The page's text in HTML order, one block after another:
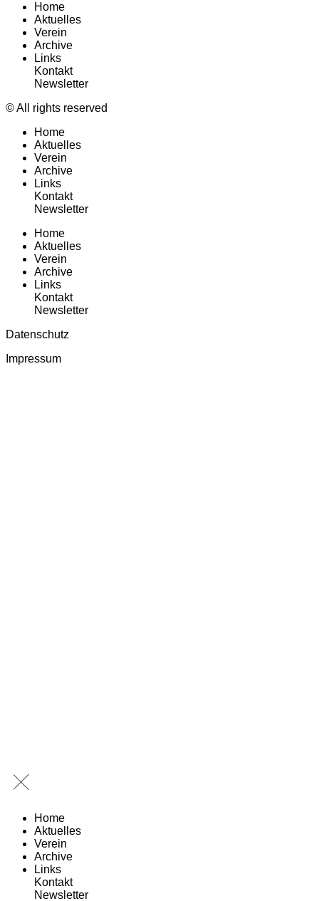
Home
Aktuelles
Verein
Archive
Links
Kontakt
Newsletter
© All rights reserved
Home
Aktuelles
Verein
Archive
Links
Kontakt
Newsletter
Home
Aktuelles
Verein
Archive
Links
Kontakt
Newsletter
Datenschutz
Impressum
Home
Aktuelles
Verein
Archive
Links
Kontakt
Newsletter